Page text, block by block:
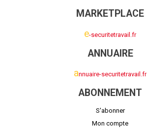
MARKETPLACE
e-securitetravail.fr
ANNUAIRE
annuaire-securitetravail.fr
ABONNEMENT
S'abonner
Mon compte